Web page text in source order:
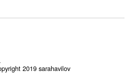
2019 sarahavilov